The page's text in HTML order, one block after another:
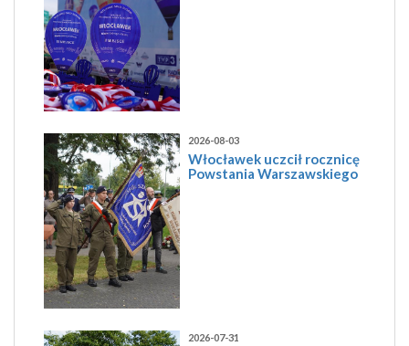
2026-08-03
Włocławek uczcił rocznicę
Powstania Warszawskiego
2026-07-31